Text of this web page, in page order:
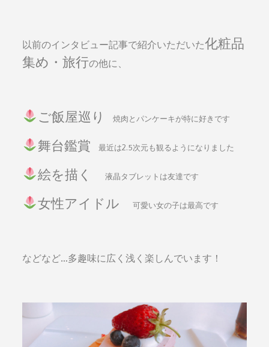
以前のインタビュー記事で紹介いただいた化粧品
集め・旅行の他に、
ご飯屋巡り 焼肉とパンケーキが特に好きです
舞台鑑賞 最近は2.5次元も観るようになりました
絵を描く 液晶タブレットは友達です
女性アイドル 可愛い女の子は最高です
などなど…多趣味に広く浅く楽しんでいます！